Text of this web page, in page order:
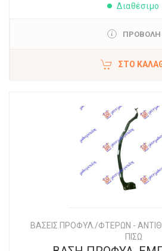
Διαθέσιμο
ΠΡΟΒΟΛΗ
ΣΤΟ
ΒΑΣΕΙΣ ΠΡΟΦΥΛ./ΦΤΕΡΩΝ -
ΠΙΣΩ